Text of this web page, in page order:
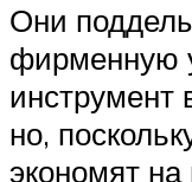
Они
фирменную
инструмент
но,
экономят на